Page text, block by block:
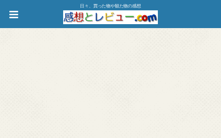
日々、買った物や観た物の感想